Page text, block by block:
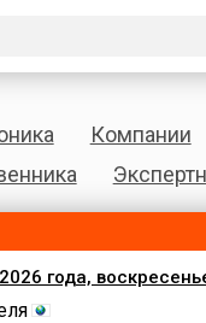
Компании
года,